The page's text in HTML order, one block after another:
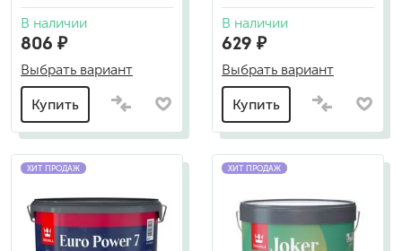
В наличии
806 ₽
Выбрать вариант
Купить
В наличии
629 ₽
Выбрать вариант
Купить
ХИТ ПРОДАЖ ХИТ ПРОДАЖ